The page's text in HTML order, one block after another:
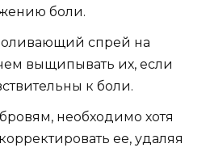
боли.
спрей на
выщипывать их, если
к боли.
необходимо хотя
ее, удаляя